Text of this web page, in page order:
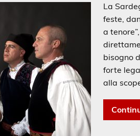
La
feste,
a
bisogno
forte
alla